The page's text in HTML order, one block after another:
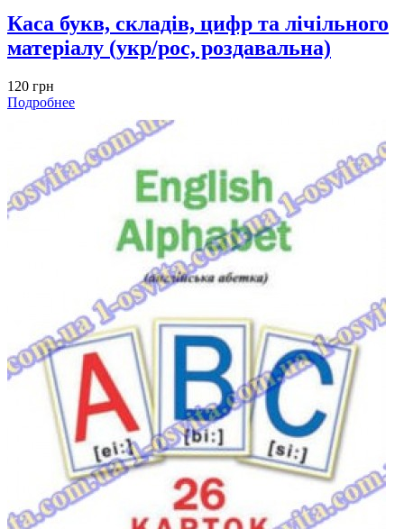
Каса букв, складів, цифр та лічільного
матеріалу (укр/рос, роздавальна)
120 грн
Подробнее